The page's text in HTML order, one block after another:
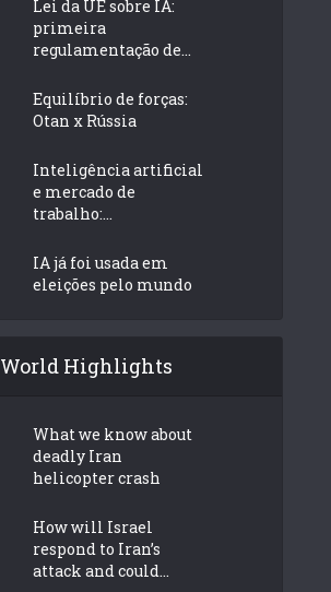
Lei da UE sobre IA:
primeira
regulamentação de...
Equilíbrio de forças:
Otan x Rússia
Inteligência artificial
e mercado de
trabalho:...
IA já foi usada em
eleições pelo mundo
World Highlights
What we know about
deadly Iran
helicopter crash
How will Israel
respond to Iran’s
attack and could...